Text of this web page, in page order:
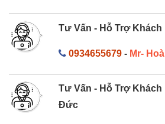
Tư Vấn - Hỗ Trợ Khách
0934655679- Mr-
Tư Vấn - Hỗ Trợ Khách
Đức